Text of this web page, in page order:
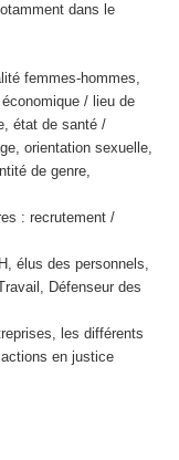
dans le
femmes-hommes,
/ lieu de
état de santé /
orientation sexuelle,
de genre,
: recrutement /
élus des personnels,
Défenseur des
les différents
en justice